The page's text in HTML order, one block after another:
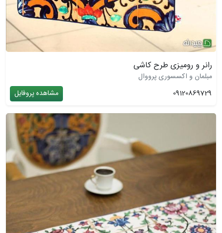
رانر و رومیزی طرح کاشی
مبلمان و اکسسوری پرووال
09120869729
مشاهده پروفایل